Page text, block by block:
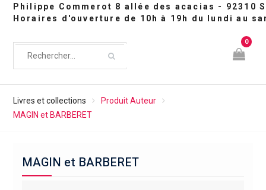
0
Livres et collections
Produit Auteur
MAGIN et BARBERET
MAGIN et BARBERET